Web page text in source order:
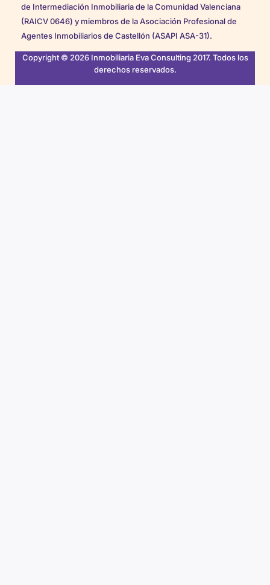
de Intermediación Inmobiliaria de la Comunidad Valenciana
(RAICV 0646) y miembros de la Asociación Profesional de
Agentes Inmobiliarios de Castellón (ASAPI ASA-31).
Copyright © 2026 Inmobiliaria Eva Consulting 2017. Todos los
derechos reservados.